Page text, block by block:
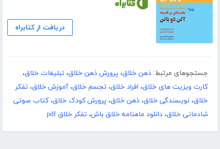
دریافت از کتابراه
جستجوهای مرتبط: ذهن خلاق، پرورش ذهن خلاق، تبلیغات خلاق،
کارت ویزیت های خلاق، افراد خلاق، تجسم خلاق،آموزش خلاق، تفکر
خلاق، نویسندگی خلاق، ذهن خلاق، پرورش کودک خلاق،کتاب صوتی
شادمانی خلاق، دانلود ماهنامه خلاق باش، تفکر خلاق pdf